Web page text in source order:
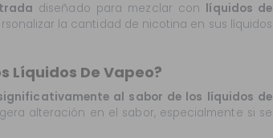
diseñado para mezclar con líquidos de
la cantidad de nicotina en sus líquidos
Líquidos De Vapeo?
al sabor de los líquidos de
alteración en el sabor, especialmente si se